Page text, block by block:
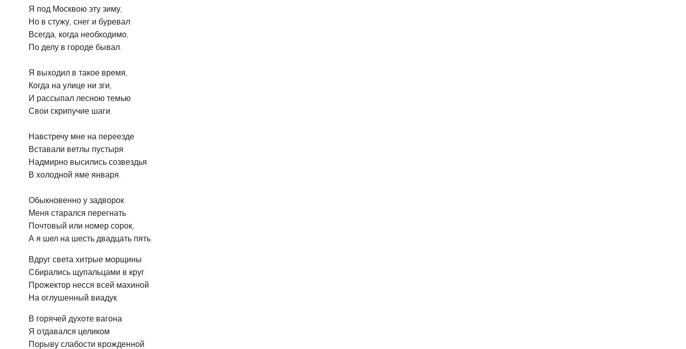
Я под Москвою эту зиму,
Но в стужу, снег и буревал
Всегда, когда необходимо,
По делу в городе бывал.
Я выходил в такое время,
Когда на улице ни зги,
И рассыпал лесною темью
Свои скрипучие шаги.
Навстречу мне на переезде
Вставали ветлы пустыря.
Надмирно высились созвездья
В холодной яме января.
Обыкновенно у задворок
Меня старался перегнать
Почтовый или номер сорок,
А я шел на шесть двадцать пять.
Вдруг света хитрые морщины
Сбирались щупальцами в круг.
Прожектор несся всей махиной
На оглушенный виадук.
В горячей духоте вагона
Я отдавался целиком
Порыву слабости врожденной